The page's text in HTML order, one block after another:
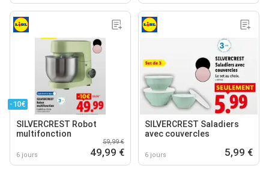
-10€
SILVERCREST Robot
multifonction
6 jours
59,99 €
49,99 €
SILVERCREST Saladiers
avec couvercles
6 jours 5,99 €